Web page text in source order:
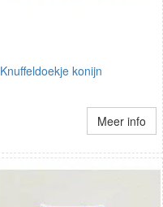
Knuffeldoekje konijn
Meer info